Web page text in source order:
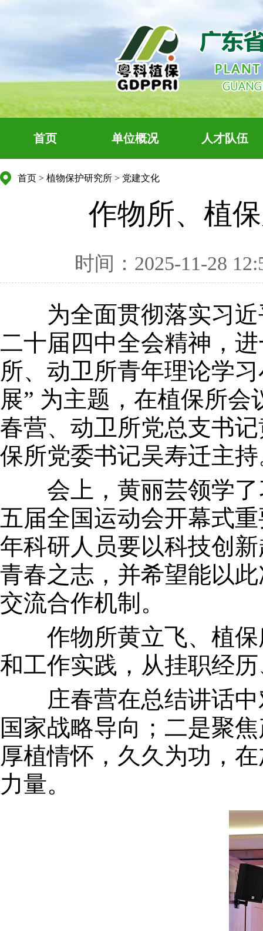
首页 单位概况 人才队伍
首页 > 植物保护研究所 > 党建文化
作物所、植
时间：2025-11-28
为全面贯彻落实习近
二十届四中全会精神，
所、动卫所青年理论学
展” 为主题，在植保所
春营、动卫所党总支书
保所党委书记吴寿迁主
会上，黄丽芸领学了
五届全国运动会开幕式
年科研人员要以科技创
青春之志，并希望能以
交流合作机制。
作物所黄立飞、植保
和工作实践，从挂职经
庄春营在总结讲话中
国家战略导向；二是聚
厚植情怀，久久为功，
力量。